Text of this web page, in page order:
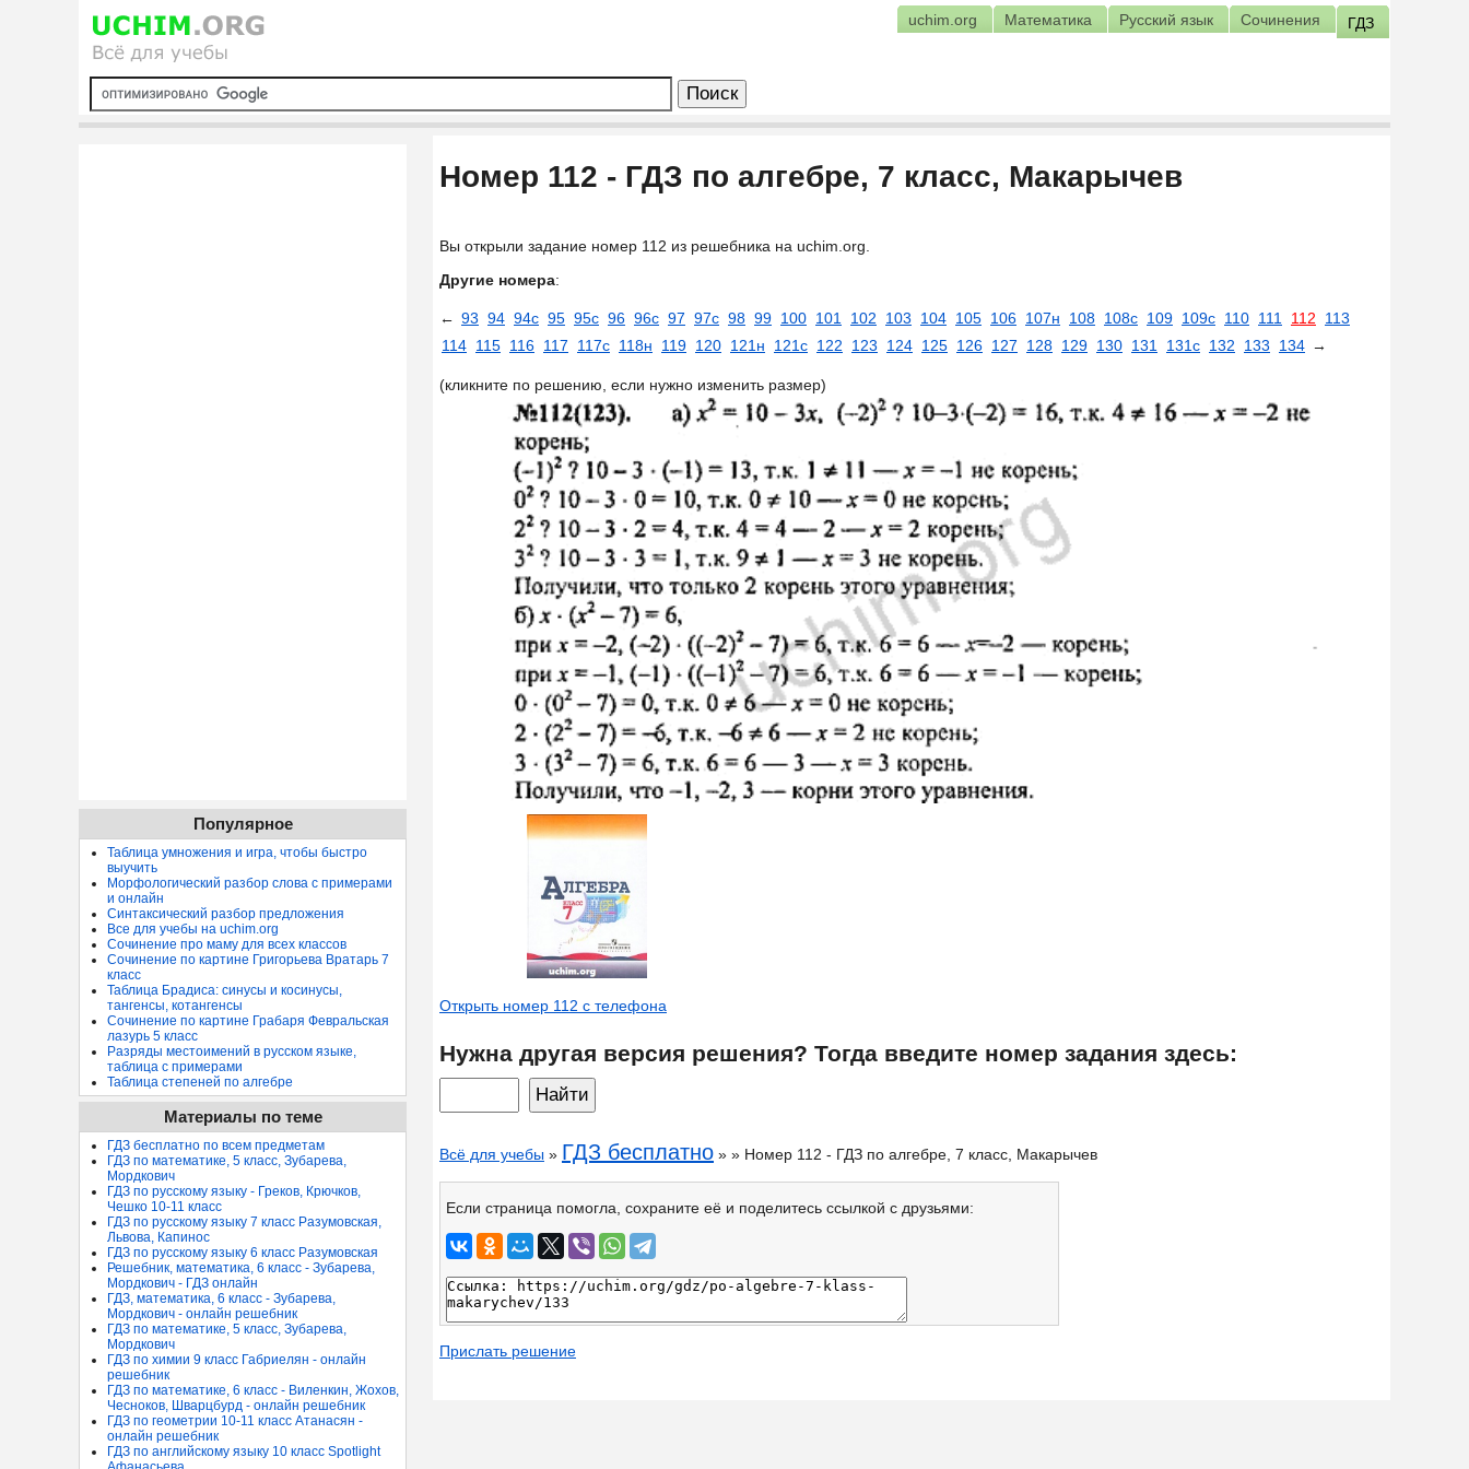
uchim.org Математика Русский язык Сочинения ГДЗ
Номер 112 - ГДЗ по алгебре, 7 класс, Макарычев
Вы открыли задание номер 112 из решебника на uchim.org.
Другие номера:
← 93 94 94с 95 95с 96 96с 97 97с 98 99 100 101 102 103 104 105 106 107н 108 108с 109 109с 110 111 112
113
114 115 116 117 117с 118н 119 120 121н 121с 122 123 124 125 126 127 128 129 130 131 131с 132 133 134 →
(кликните по решению, если нужно изменить размер)
Открыть номер 112 с телефона
Нужна другая версия решения? Тогда введите номер задания здесь:
Всё для учебы » ГДЗ бесплатно » » Номер 112 - ГДЗ по алгебре, 7 класс, Макарычев
Если страница помогла, сохраните её и поделитесь ссылкой с друзьями:
Прислать решение
Популярное
Таблица умножения и игра, чтобы быстро
выучить
Морфологический разбор слова с примерами
и онлайн
Синтаксический разбор предложения
Все для учебы на uchim.org
Сочинение про маму для всех классов
Сочинение по картине Григорьева Вратарь 7
класс
Таблица Брадиса: синусы и косинусы,
тангенсы, котангенсы
Сочинение по картине Грабаря Февральская
лазурь 5 класс
Разряды местоимений в русском языке,
таблица с примерами
Таблица степеней по алгебре
Материалы по теме
ГДЗ бесплатно по всем предметам
ГДЗ по математике, 5 класс, Зубарева,
Мордкович
ГДЗ по русскому языку - Греков, Крючков,
Чешко 10-11 класс
ГДЗ по русскому языку 7 класс Разумовская,
Львова, Капинос
ГДЗ по русскому языку 6 класс Разумовская
Решебник, математика, 6 класс - Зубарева,
Мордкович - ГДЗ онлайн
ГДЗ, математика, 6 класс - Зубарева,
Мордкович - онлайн решебник
ГДЗ по математике, 5 класс, Зубарева,
Мордкович
ГДЗ по химии 9 класс Габриелян - онлайн
решебник
ГДЗ по математике, 6 класс - Виленкин, Жохов,
Чесноков, Шварцбурд - онлайн решебник
ГДЗ по геометрии 10-11 класс Атанасян -
онлайн решебник
ГДЗ по английскому языку 10 класс Spotlight